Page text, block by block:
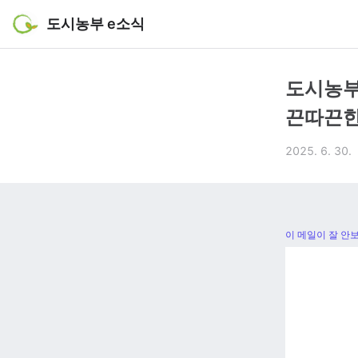
도시농부 e소식
도시농
끈따끈
2025. 6. 30.
이 메일이 잘 안